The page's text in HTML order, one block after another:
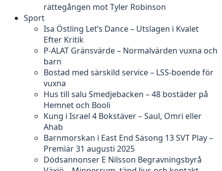
rättegången mot Tyler Robinson
Sport
Isa Östling Let’s Dance – Utslagen i Kvalet
Efter Kritik
P-ALAT Gränsvärde – Normalvärden vuxna och
barn
Bostad med särskild service – LSS-boende för
vuxna
Hus till salu Smedjebacken – 48 bostäder på
Hemnet och Booli
Kung i Israel 4 Bokstäver – Saul, Omri eller
Ahab
Barnmorskan i East End Säsong 13 SVT Play –
Premiär 31 augusti 2025
Dödsannonser E Nilsson Begravningsbyrå